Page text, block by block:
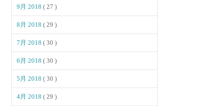
9月 2018( 27 )
8月 2018( 29 )
7月 2018( 30 )
6月 2018( 30 )
5月 2018( 30 )
4月 2018( 29 )